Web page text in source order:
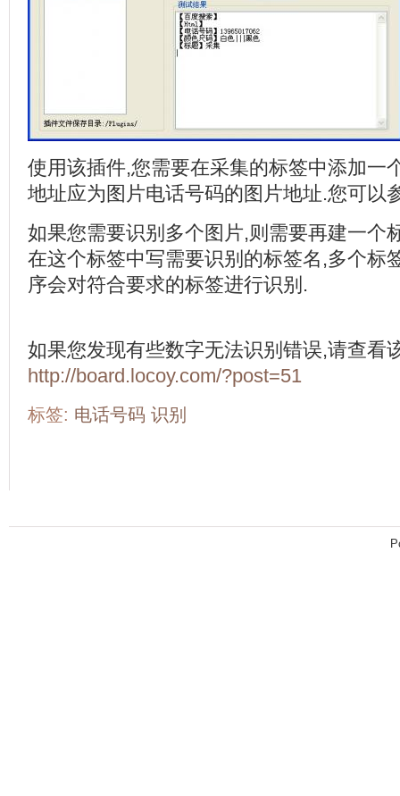
使用该插件,您需要在采集的标签中添加一
地址应为图片电话号码的图片地址.您可以
如果您需要识别多个图片,则需要再建一个
在这个标签中写需要识别的标签名,多个标
序会对符合要求的标签进行识别.
如果您发现有些数字无法识别错误,请查看
http://board.locoy.com/?post=51
标签: 电话号码 识别